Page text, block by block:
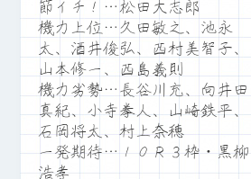
節イチ！…松田大志郎
機力上位…久田敏之、池永
太、酒井俊弘、西村美智子、
山本修一、西島義則
機力劣勢…長谷川充、向井田
真紀、小寺拳人、山崎鉄平、
石岡将太、村上奈穂
一発期待…１０Ｒ３枠・黒柳
浩孝